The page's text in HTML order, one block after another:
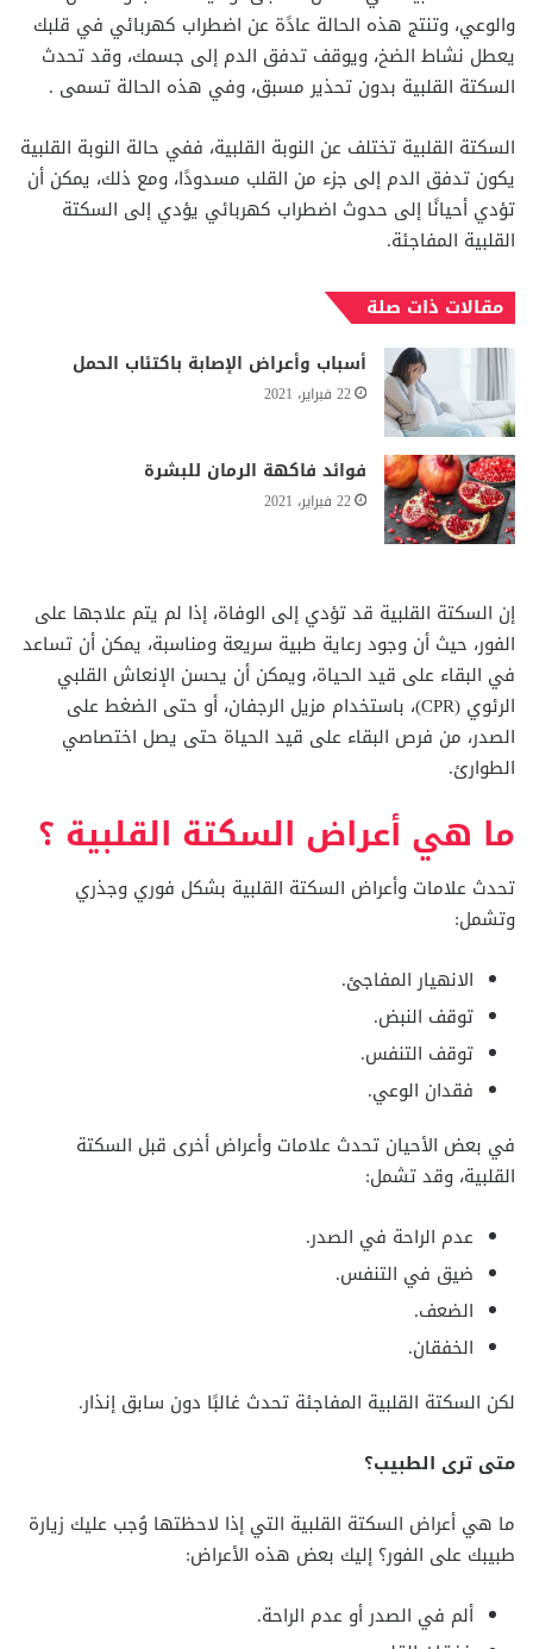
والوعي، وتنتج هذه الحالة عادًة عن اضطراب كهربائي في قلبك
يعطل نشاط الضخ، ويوقف تدفق الدم إلى جسمك، وقد تحدث
السكتة القلبية بدون تحذير مسبق، وفي هذه الحالة تسمى .
السكتة القلبية تختلف عن النوبة القلبية، ففي حالة النوبة القلبية
يكون تدفق الدم إلى جزء من القلب مسدودًا، ومع ذلك، يمكن أن
تؤدي أحيانًا إلى حدوث اضطراب كهربائي يؤدي إلى السكتة
القلبية المفاجئة.
مقالات ذات صلة
أسباب وأعراض الإصابة باكتئاب الحمل
22 فبراير، 2021
فوائد فاكهة الرمان للبشرة
22 فبراير، 2021
إن السكتة القلبية قد تؤدي إلى الوفاة، إذا لم يتم علاجها على
الفور، حيث أن وجود رعاية طبية سريعة ومناسبة، يمكن أن تساعد
في البقاء على قيد الحياة، ويمكن أن يحسن الإنعاش القلبي
الرئوي (CPR)، باستخدام مزيل الرجفان، أو حتى الضغط على
الصدر، من فرص البقاء على قيد الحياة حتى يصل اختصاصي
الطوارئ.
ما هي أعراض السكتة القلبية ؟
تحدث علامات وأعراض السكتة القلبية بشكل فوري وجذري
وتشمل:
الانهيار المفاجئ.
توقف النبض.
توقف التنفس.
فقدان الوعي.
في بعض الأحيان تحدث علامات وأعراض أخرى قبل السكتة
القلبية، وقد تشمل:
عدم الراحة في الصدر.
ضيق في التنفس.
الضعف.
الخفقان.
لكن السكتة القلبية المفاجئة تحدث غالبًا دون سابق إنذار.
متى ترى الطبيب؟
ما هي أعراض السكتة القلبية التي إذا لاحظتها وُجب عليك زيارة
طبيبك على الفور؟ إليك بعض هذه الأعراض:
ألم في الصدر أو عدم الراحة.